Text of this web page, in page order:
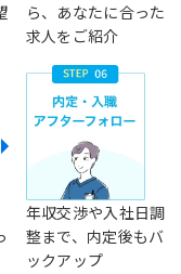
ら、あなたに合った
求人をご紹介
年収交渉や入社日調
整まで、内定後もバ
ックアップ